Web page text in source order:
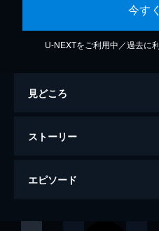
今す
U-NEXTをご利用中／過去に
見どころ
ストーリー
エピソード
#1 失われた世界